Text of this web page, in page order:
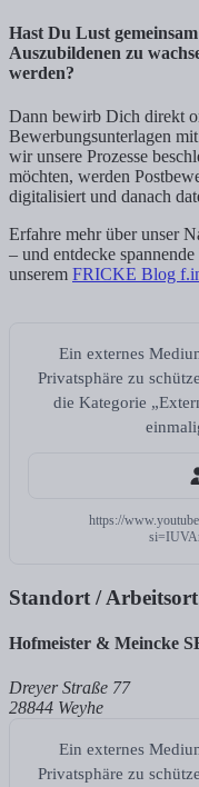
Hast Du Lust
Auszubildenen zu
werden?
Dann bewirb Dich direkt
Bewerbungsunterlagen
wir unsere Prozesse
möchten, werden
digitalisiert und danach
Erfahre mehr über unser
– und entdecke
unserem FRICKE Blog
Ein externes
Privatsphäre zu
die Kategorie
https://
Standort / Arbeitsort
Hofmeister & Meincke
Dreyer Straße 77
28844 Weyhe
Ein externes
Privatsphäre zu